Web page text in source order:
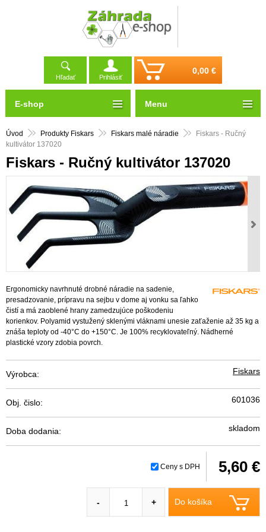
Hľadať Prihlásiť
0,00 €
Úvod Produkty Fiskars Fiskars malé náradie
Fiskars - Ručný
kultivátor 137020
Fiskars - Ručný kultivátor 137020
Ergonomicky navrhnuté drobné náradie na sadenie,
presadzovanie, prípravu na sejbu v dome aj vonku sa ľahko
čistí a má zaoblené hrany zamedzujúce poškodeniu
korienkov. Polyamid vystužený sklenými vláknami unesie zaťaženie až 35 kg a
znáša teploty od -40°C do +150°C. Je 100% recyklovateľný. Nádherné
plastické vzory zdobia povrch.
Výrobca: Fiskars
Obj. čislo: 601036
Doba dodania: skladom
Ceny s DPH 5,60 €
Do košíka
- +
E-shop Menu